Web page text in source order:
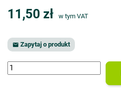
11,50 zł w tym VAT
 Zapytaj o produkt